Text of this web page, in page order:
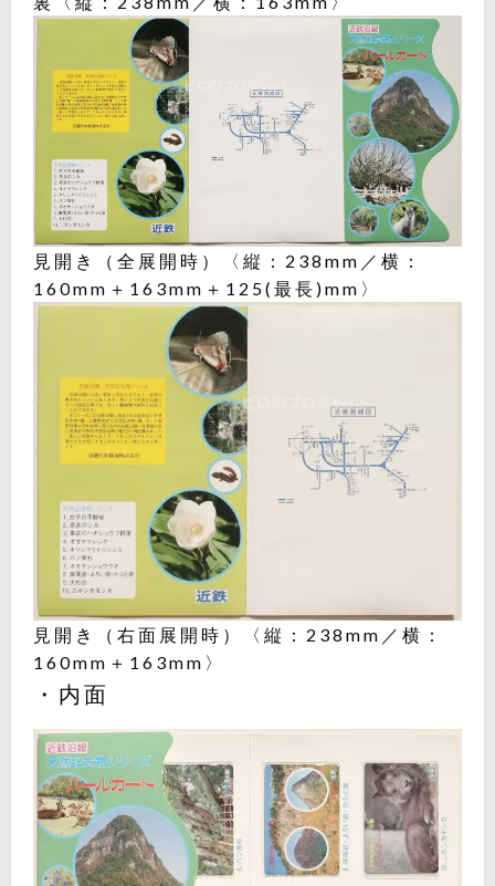
見開き（全展開時）〈縦：238mm／横：
160mm＋163mm＋125(最長)mm〉
見開き（右面展開時）〈縦：238mm／横：
160mm＋163mm〉
・内面